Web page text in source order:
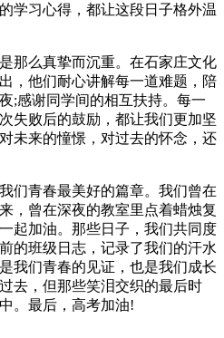
学习心得，都让这段日子格外温
么真挚而沉重。在石家庄文化
，他们耐心讲解每一道难题，陪
;感谢同学间的相互扶持。每一
失败后的鼓励，都让我们更加坚
未来的憧憬，对过去的怀念，还
青春最美好的篇章。我们曾在
，曾在深夜的教室里点着蜡烛复
起加油。那些日子，我们共同度
的班级日志，记录了我们的汗水
我们青春的见证，也是我们成长
去，但那些笑泪交织的最后时
。最后，高考加油!